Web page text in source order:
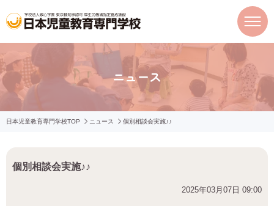
ニュース
日本児童教育専門学校TOP ニュース 個別相談会実施♪♪
個別相談会実施♪♪
2025年03月07日 09:00